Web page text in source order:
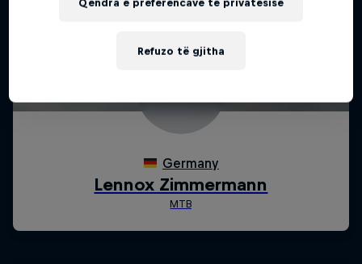
Refuzo të gjitha
Qendra e preferencave të privatësisë